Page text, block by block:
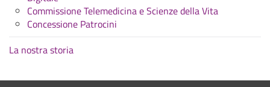
Commissione Telemedicina e Scienze della Vita
Concessione Patrocini
La nostra storia